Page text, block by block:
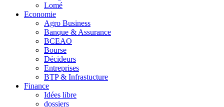
Lomé
Economie
Agro Business
Banque & Assurance
BCEAO
Bourse
Décideurs
Entreprises
BTP & Infrastucture
Finance
Idées libre
dossiers